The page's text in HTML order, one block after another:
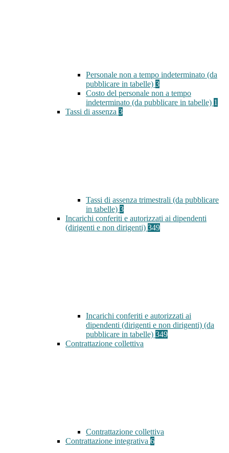
Personale non a tempo indeterminato (da
pubblicare in tabelle) 3
Costo del personale non a tempo
indeterminato (da pubblicare in tabelle) 1
Tassi di assenza 3
Tassi di assenza trimestrali (da pubblicare
in tabelle) 3
Incarichi conferiti e autorizzati ai dipendenti
(dirigenti e non dirigenti) 349
Incarichi conferiti e autorizzati ai
dipendenti (dirigenti e non dirigenti) (da
pubblicare in tabelle) 349
Contrattazione collettiva
Contrattazione collettiva
Contrattazione integrativa 6